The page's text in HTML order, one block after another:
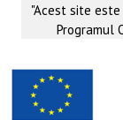
"Acest site
Programul